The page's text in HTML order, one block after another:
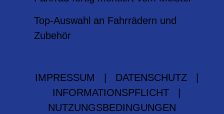
Top-Auswahl an Fahrrädern und
Zubehör
IMPRESSUM DATENSCHUTZ
INFORMATIONSPFLICHT
NUTZUNGSBEDINGUNGEN